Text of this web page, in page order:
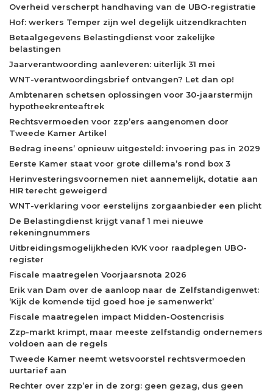
Overheid verscherpt handhaving van de UBO-registratie
Hof: werkers Temper zijn wel degelijk uitzendkrachten
Betaalgegevens Belastingdienst voor zakelijke
belastingen
Jaarverantwoording aanleveren: uiterlijk 31 mei
WNT-verantwoordingsbrief ontvangen? Let dan op!
Ambtenaren schetsen oplossingen voor 30-jaarstermijn
hypotheekrenteaftrek
Rechtsvermoeden voor zzp’ers aangenomen door
Tweede Kamer Artikel
Bedrag ineens’ opnieuw uitgesteld: invoering pas in 2029
Eerste Kamer staat voor grote dillema’s rond box 3
Herinvesteringsvoornemen niet aannemelijk, dotatie aan
HIR terecht geweigerd
WNT-verklaring voor eerstelijns zorgaanbieder een plicht
De Belastingdienst krijgt vanaf 1 mei nieuwe
rekeningnummers
Uitbreidingsmogelijkheden KVK voor raadplegen UBO-
register
Fiscale maatregelen Voorjaarsnota 2026
Erik van Dam over de aanloop naar de Zelfstandigenwet:
‘Kijk de komende tijd goed hoe je samenwerkt’
Fiscale maatregelen impact Midden-Oostencrisis
Zzp-markt krimpt, maar meeste zelfstandig ondernemers
voldoen aan de regels
Tweede Kamer neemt wetsvoorstel rechtsvermoeden
uurtarief aan
Rechter over zzp’er in de zorg: geen gezag, dus geen